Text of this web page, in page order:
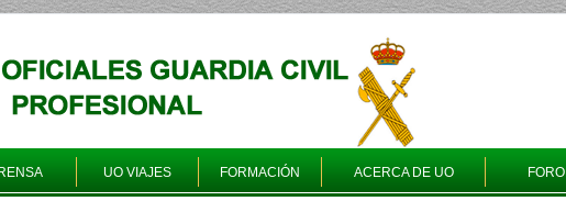
UO VIAJES FORMACIÓN ACERCA DE UO FORO